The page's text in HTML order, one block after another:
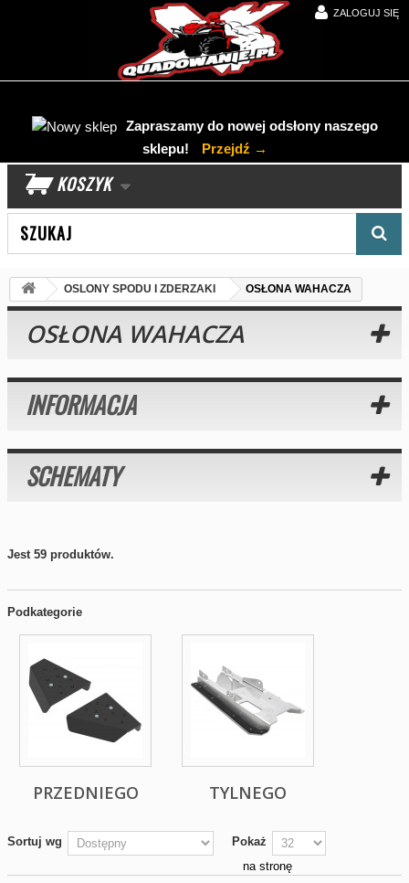
ZALOGUJ SIĘ
Zapraszamy do nowej odsłony naszego
sklepu!
Przejdź →
KOSZYK
OSLONY SPODU I ZDERZAKI OSŁONA WAHACZA
OSŁONA WAHACZA
INFORMACJA
SCHEMATY
Jest 59 produktów.
Podkategorie
PRZEDNIEGO TYLNEGO
Sortuj wg
Pokaż
na stronę